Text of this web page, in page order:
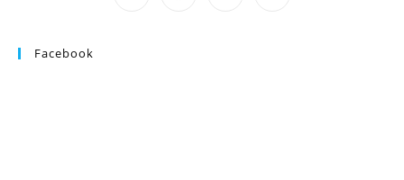
Facebook